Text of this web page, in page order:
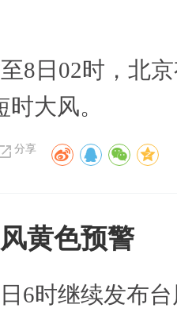
8日02时，北
大风。
分享
黄色预警
6时继续发布